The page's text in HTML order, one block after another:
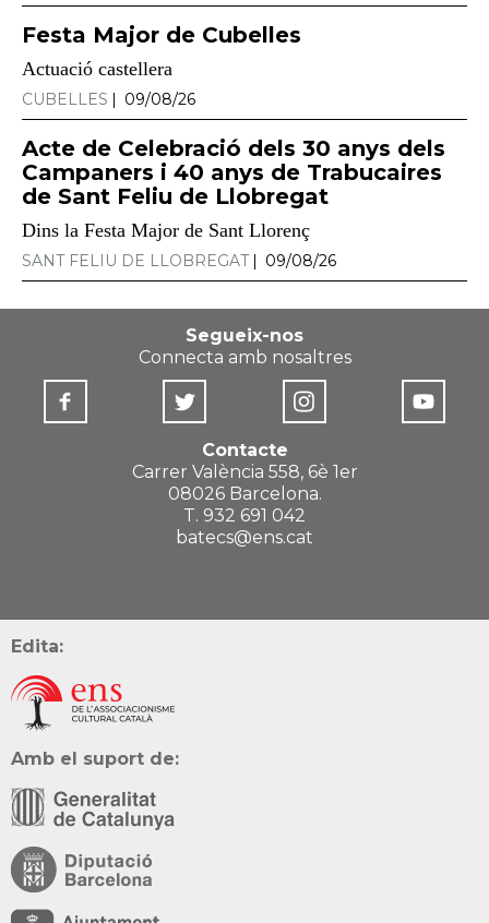
Festa Major de Cubelles
Actuació castellera
CUBELLES 09/08/26
Acte de Celebració dels 30 anys dels
Campaners i 40 anys de Trabucaires
de Sant Feliu de Llobregat
Dins la Festa Major de Sant Llorenç
SANT FELIU DE LLOBREGAT 09/08/26
Segueix-nos
Connecta amb nosaltres
Contacte
Carrer València 558, 6è 1er
08026 Barcelona.
T. 932 691 042
batecs@ens.cat
Edita:
Amb el suport de: